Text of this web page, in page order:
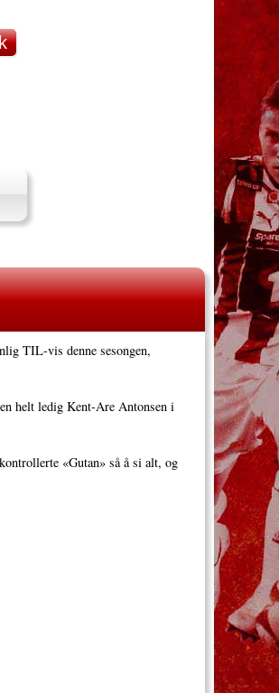
TIL-vis denne sesongen,
helt ledig Kent-Are Antonsen i
«Gutan» så å si alt, og